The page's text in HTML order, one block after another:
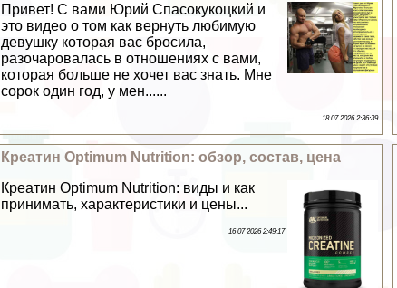
Привет! С вами Юрий Спасокукоцкий и
это видео о том как вернуть любимую
дeвyшку которая вас бросила,
разочаровалась в отношениях с вами,
которая больше не хочет вас знать. Мне
сорок один год, у мен......
18 07 2026 2:36:39
Креатин Optimum Nutrition: обзор, состав, цена
Креатин Optimum Nutrition: виды и как
принимать, хаpaктеристики и цены...
16 07 2026 2:49:17